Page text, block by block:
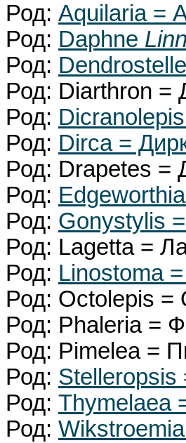
Род: Aquilaria =
Род: Daphne
Род:
Род: Diarthron =
Род:
Род: Dirca =
Род: Drapetes =
Род:
Род: Gonystylis
Род: Lagetta =
Род: Linostoma
Род: Octolepis =
Род: Phaleria =
Род: Pimelea =
Род: Stelleropsis
Род: Thymelaea
Род: